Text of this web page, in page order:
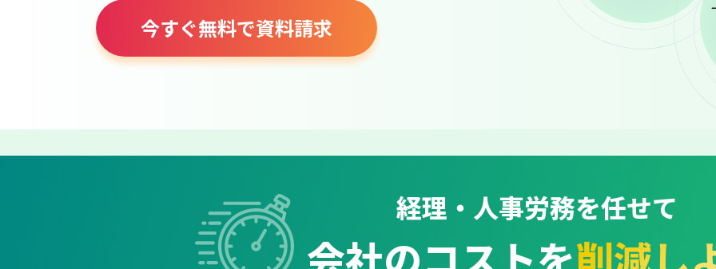
今すぐ無料で資料請求
経理・人事労務を任せて
会社のコストを削減し